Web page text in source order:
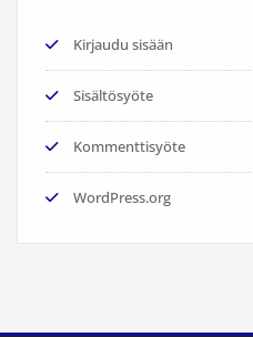
Kirjaudu sisään
Sisältösyöte
Kommenttisyöte
WordPress.org